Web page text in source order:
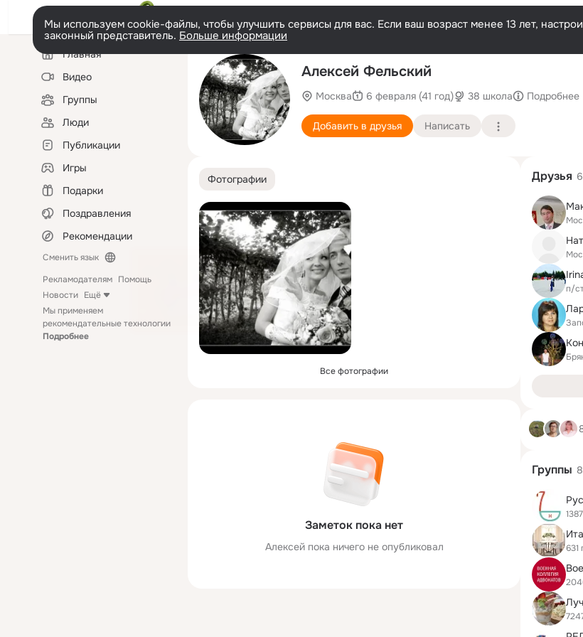
Мы используем cookie-файлы, чтобы улучшить сервисы для вас. Если ваш возраст менее 13 лет,
законный представитель. Больше информации
Левая
колонкаГлавная
Видео
Группы
Люди
Публикации
Игры
Подарки
Поздравления
Рекомендации
Сменить язык
Рекламодателям Помощь
Новости Ещё
Мы применяем
рекомендательные технологии
Подробнее
Алексей Фельский
Москва 6 февраля (41 год) 38 школа Подробнее
Добавить в друзья Написать
Фотографии
Все фотографии
Заметок пока нет
Алексей пока ничего не опубликовал
Друзья
п/
Группы 8
631